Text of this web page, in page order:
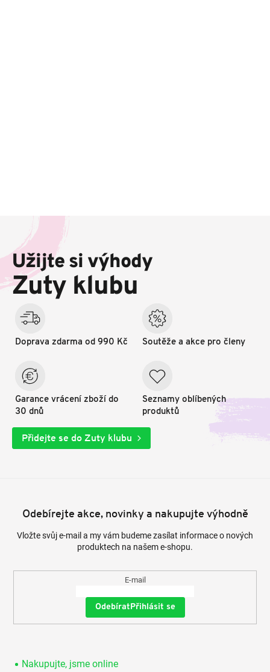
a
í
Užijte si výhody
Zuty klubu
Doprava zdarma od 990 Kč
Garance vrácení zboží do
30 dnů
Soutěže a akce pro členy
Seznamy oblíbených
produktů
Přidejte se do Zuty klubu
Odebírejte akce, novinky a nakupujte výhodně
Vložte svůj e-mail a my vám budeme zasílat informace o nových
produktech na našem e-shopu.
E-mail
Přihlásit se
Nakupujte, jsme online